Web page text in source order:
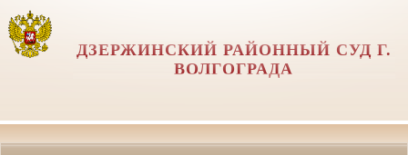
ДЗЕРЖИНСКИЙ РАЙОННЫЙ СУД Г.
ВОЛГОГРАДА